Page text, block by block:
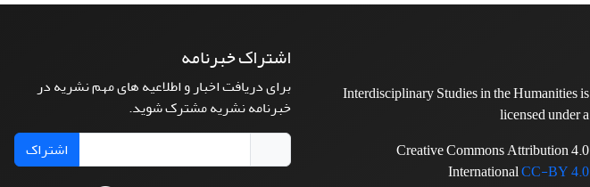
Interdisciplinary Studies in the Humanities is
licensed under a
Creative Commons Attribution 4.0
InternationalCC-BY 4.0
اشتراک خبرنامه
برای دریافت اخبار و اطلاعیه های مهم نشریه در
خبرنامه نشریه مشترک شوید.
اشتراک